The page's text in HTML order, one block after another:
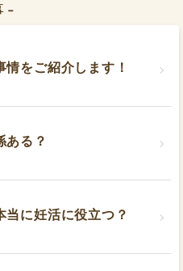
をご紹介します！
ある？
当に妊活に役立つ？